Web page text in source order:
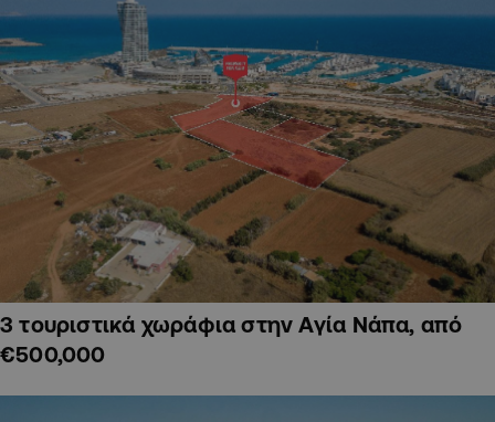
3 τουριστικά χωράφια στην Αγία Νάπα, από
€500,000